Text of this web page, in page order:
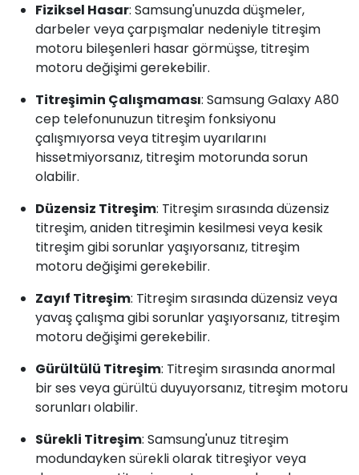
Fiziksel Hasar: Samsung'unuzda düşmeler,
darbeler veya çarpışmalar nedeniyle titreşim
motoru bileşenleri hasar görmüşse, titreşim
motoru değişimi gerekebilir.
Titreşimin Çalışmaması: Samsung Galaxy A80
cep telefonunuzun titreşim fonksiyonu
çalışmıyorsa veya titreşim uyarılarını
hissetmiyorsanız, titreşim motorunda sorun
olabilir.
Düzensiz Titreşim: Titreşim sırasında düzensiz
titreşim, aniden titreşimin kesilmesi veya kesik
titreşim gibi sorunlar yaşıyorsanız, titreşim
motoru değişimi gerekebilir.
Zayıf Titreşim: Titreşim sırasında düzensiz veya
yavaş çalışma gibi sorunlar yaşıyorsanız, titreşim
motoru değişimi gerekebilir.
Gürültülü Titreşim: Titreşim sırasında anormal
bir ses veya gürültü duyuyorsanız, titreşim motoru
sorunları olabilir.
Sürekli Titreşim: Samsung'unuz titreşim
modundayken sürekli olarak titreşiyor veya